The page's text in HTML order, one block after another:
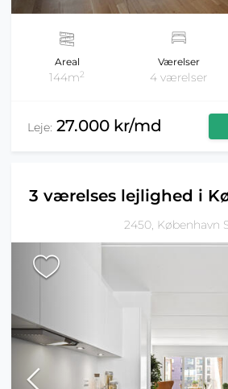
Areal
144m2
Værelser
4 værelser
Leje: 27.000 kr/md
3 værelses lejlighed i
2450, København